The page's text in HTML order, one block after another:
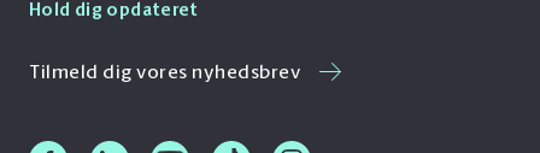
Hold dig opdateret
Tilmeld dig vores nyhedsbrev